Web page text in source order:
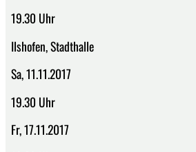
19.30 Uhr
Ilshofen, Stadthalle
Sa, 11.11.2017
19.30 Uhr
Fr, 17.11.2017